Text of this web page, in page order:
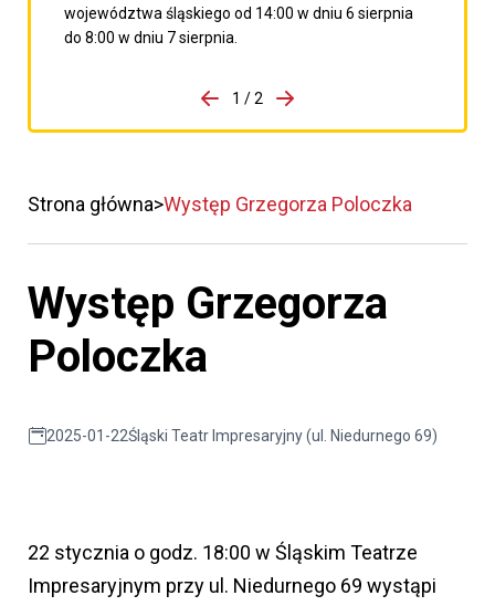
województwa śląskiego od 14:00 w dniu 6 sierpnia
do 8:00 w dniu 7 sierpnia.
porzpedniego komunikatu
1 / 2
Przejdź do następnego
Strona główna Występ Grzegorza Poloczka
Występ Grzegorza
Poloczka
2025-01-22Śląski Teatr Impresaryjny (ul. Niedurnego 69)
22 stycznia o godz. 18:00 w Śląskim Teatrze
Impresaryjnym przy ul. Niedurnego 69 wystąpi